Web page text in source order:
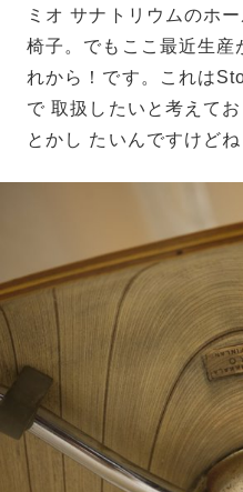
ミオ サナトリウムのホ
椅子。でもここ最近生産
れから！です。これは
で 取扱したいと考えて
とかし たいんですけどね